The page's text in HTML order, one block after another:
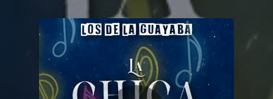
You're all set!